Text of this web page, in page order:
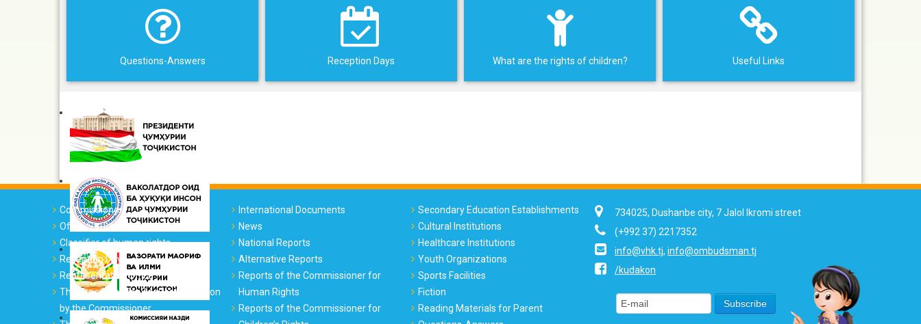
Questions-Answers Reception Days What are the rights of children? Useful Links
Commissioner
Office Structure
Classifier of human rights
Reception Days
Representative Office
The Procedure for Requesting Action
by the Commissioner
International Documents
News
National Reports
Alternative Reports
Reports of the Commissioner for
Human Rights
Reports of the Commissioner for
Secondary Education Establishments
Cultural Institutions
Healthcare Institutions
Youth Organizations
Sports Facilities
Fiction
Reading Materials for Parent
734025, Dushanbe city, 7 Jalol Ikromi street
(+992 37) 2217352
info@vhk.tj, info@ombudsman.tj
/kudakon